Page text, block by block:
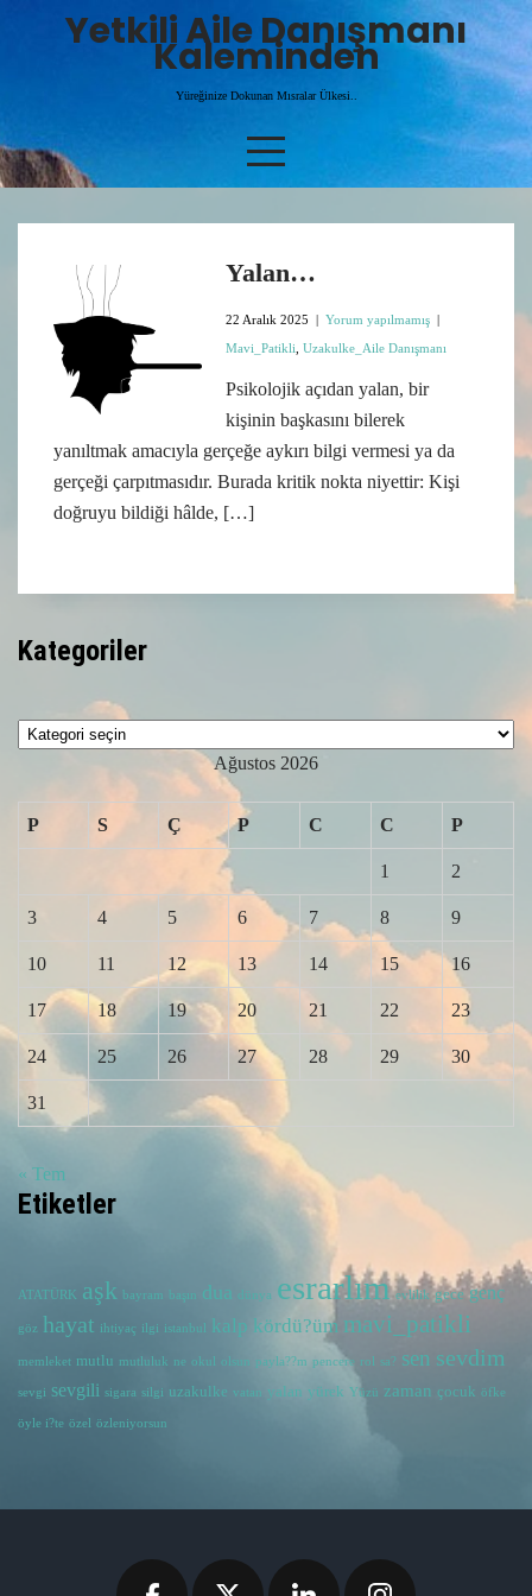
Yetkili Aile Danışmanı
Kaleminden
Yüreğinize Dokunan Mısralar Ülkesi..
Yalan…
22 Aralık 2025 |Yorum yapılmamış |
Mavi_Patikli ,Uzakulke_Aile Danışmanı
Psikolojik açıdan yalan, bir
kişinin başkasını bilerek
yanıltmak amacıyla gerçeğe aykırı bilgi vermesi ya da
gerçeği çarpıtmasıdır. Burada kritik nokta niyettir: Kişi
doğruyu bildiği hâlde, […]
Kategoriler
Kategoriler
Ağustos 2026
P S Ç P C C P
1 2
3 4 5 6 7 8 9
10 11 12 13 14 15 16
17 18 19 20 21 22 23
24 25 26 27 28 29 30
31
« Tem
Etiketler
ATATÜRK aşk bayram başın dua dünya esrarlım evlilik gece genç
göz hayat ihtiyaç ilgi istanbul kalp kördü?üm mavi_patikli
memleket mutlu mutluluk ne okul olsun payla??m pencere rol sa? sen sevdim
sevgi sevgili sigara silgi uzakulke vatan yalan yürek Yüzü zaman çocuk öfke
öyle i?te özel özleniyorsun